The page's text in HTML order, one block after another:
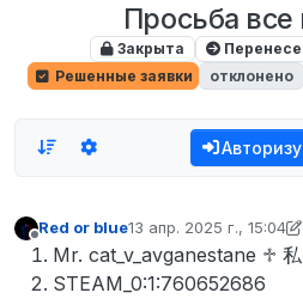
Просьба все
Закрыта
Решенные заявки
отклонено
Не в сети
Red or blue13 апр. 2025 г., 15:04
отредактировано
Mr. cat_v_avganestane ♱
STEAM_0:1:760652686